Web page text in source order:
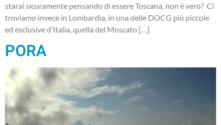
starai sicuramente pensando di essere Toscana, non è vero? Ci
troviamo invece in Lombardia, in una delle DOCG più piccole
ed esclusive d’Italia, quella del Moscato […]
PORA